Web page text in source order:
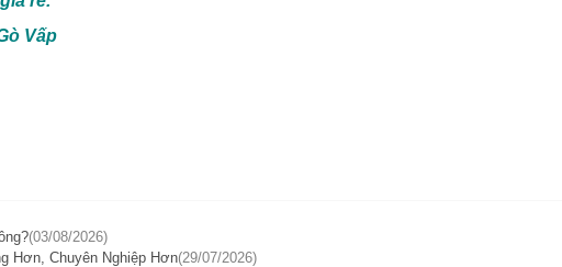
Vấp
(03/08/2026)
Hơn, Chuyên Nghiệp Hơn(29/07/2026)